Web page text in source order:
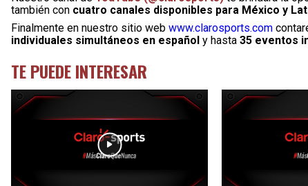
también con cuatro canales disponibles para México y
Finalmente en nuestro sitio web www.clarosports.com
individuales simultáneos en español y hasta 35 eventos
TE PUEDE INTERESAR